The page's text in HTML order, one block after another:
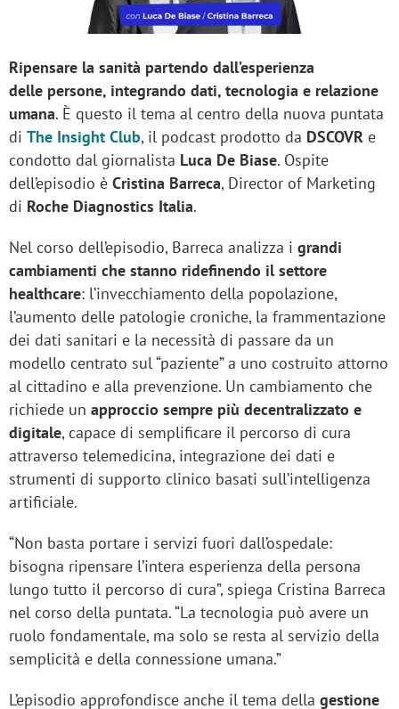
Ripensare la sanità partendo dall’esperienza
delle persone, integrando dati, tecnologia e relazione
umana. È questo il tema al centro della nuova puntata
di The Insight Club, il podcast prodotto da DSCOVR e
condotto dal giornalista Luca De Biase. Ospite
dell’episodio è Cristina Barreca, Director of Marketing
di Roche Diagnostics Italia.
Nel corso dell’episodio, Barreca analizza i grandi
cambiamenti che stanno ridefinendo il settore
healthcare: l’invecchiamento della popolazione,
l’aumento delle patologie croniche, la frammentazione
dei dati sanitari e la necessità di passare da un
modello centrato sul “paziente” a uno costruito attorno
al cittadino e alla prevenzione. Un cambiamento che
richiede un approccio sempre più decentralizzato e
digitale, capace di semplificare il percorso di cura
attraverso telemedicina, integrazione dei dati e
strumenti di supporto clinico basati sull’intelligenza
artificiale.
“Non basta portare i servizi fuori dall’ospedale:
bisogna ripensare l’intera esperienza della persona
lungo tutto il percorso di cura”, spiega Cristina Barreca
nel corso della puntata. “La tecnologia può avere un
ruolo fondamentale, ma solo se resta al servizio della
semplicità e della connessione umana.”
L’episodio approfondisce anche il tema della gestione